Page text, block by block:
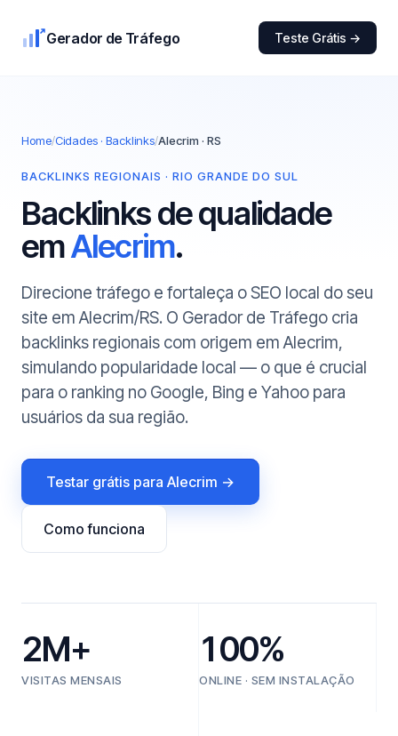
Gerador de Tráfego Teste Grátis →
Home/Cidades · Backlinks/Alecrim · RS
BACKLINKS REGIONAIS · RIO GRANDE DO SUL
Backlinks de qualidade
emAlecrim.
Direcione tráfego e fortaleça o SEO local do seu
site em Alecrim/RS. O Gerador de Tráfego cria
backlinks regionais com origem em Alecrim,
simulando popularidade local — o que é crucial
para o ranking no Google, Bing e Yahoo para
usuários da sua região.
Testar grátis para Alecrim →
Como funciona
2M+
VISITAS MENSAIS
100%
ONLINE · SEM INSTALAÇÃO